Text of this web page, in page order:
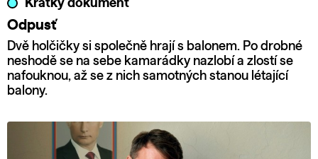
Krátký dokument
Odpusť
Dvě holčičky si společně hrají s balonem. Po drobné
neshodě se na sebe kamarádky nazlobí a zlostí se
nafouknou, až se z nich samotných stanou létající
balony.